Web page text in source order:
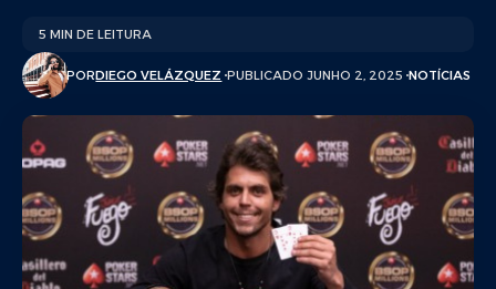
PORDIEGO VELÁZQUEZ PUBLICADO JUNHO 2, 2025 NOTÍCIAS
5 MIN DE LEITURA